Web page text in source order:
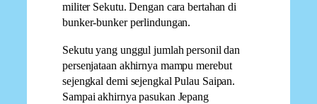
militer Sekutu. Dengan cara bertahan di
bunker-bunker perlindungan.
Sekutu yang unggul jumlah personil dan
persenjataan akhirnya mampu merebut
sejengkal demi sejengkal Pulau Saipan.
Sampai akhirnya pasukan Jepang